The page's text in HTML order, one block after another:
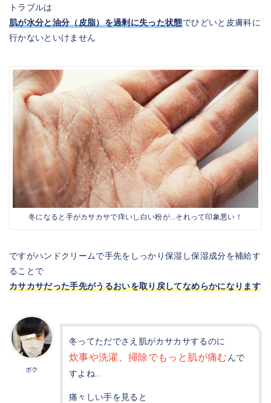
トラブルは
肌が水分と油分（皮脂）を過剰に失った状態でひどいと皮膚科に
行かないといけません
冬になると手がカサカサで痒いし白い粉が…それって印象悪い！
ですがハンドクリームで手先をしっかり保湿し保湿成分を補給す
ることで
カサカサだった手先がうるおいを取り戻してなめらかになります
ボク
冬ってただでさえ肌がカサカサするのに
炊事や洗濯、掃除でもっと肌が痛むんで
すよね…
痛々しい手を見ると